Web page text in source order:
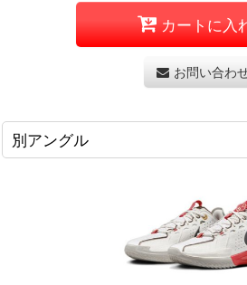
カートに入
お問い合わ
別アングル